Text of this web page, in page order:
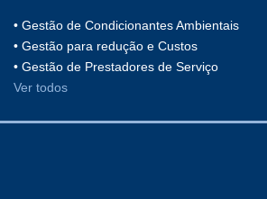
• Gestão de Condicionantes Ambientais
• Gestão para redução e Custos
• Gestão de Prestadores de Serviço
Ver todos